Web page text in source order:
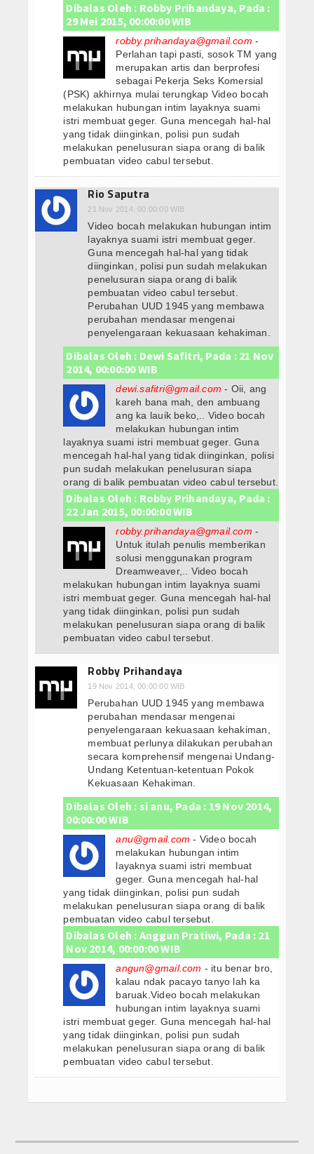
Dibalas Oleh : Robby Prihandaya, Pada :
29 Mei 2015, 00:00:00 WIB
robby.prihandaya@gmail.com -
Perlahan tapi pasti, sosok TM yang
merupakan artis dan berprofesi
sebagai Pekerja Seks Komersial
(PSK) akhirnya mulai terungkap Video bocah
melakukan hubungan intim layaknya suami
istri membuat geger. Guna mencegah hal-hal
yang tidak diinginkan, polisi pun sudah
melakukan penelusuran siapa orang di balik
pembuatan video cabul tersebut.
Rio Saputra
21 Nov 2014, 00:00:00 WIB
Video bocah melakukan hubungan intim
layaknya suami istri membuat geger.
Guna mencegah hal-hal yang tidak
diinginkan, polisi pun sudah melakukan
penelusuran siapa orang di balik
pembuatan video cabul tersebut.
Perubahan UUD 1945 yang membawa
perubahan mendasar mengenai
penyelengaraan kekuasaan kehakiman.
Dibalas Oleh : Dewi Safitri, Pada : 21 Nov
2014, 00:00:00 WIB
dewi.safitri@gmail.com - Oii, ang
kareh bana mah, den ambuang
ang ka lauik beko,.. Video bocah
melakukan hubungan intim
layaknya suami istri membuat geger. Guna
mencegah hal-hal yang tidak diinginkan, polisi
pun sudah melakukan penelusuran siapa
orang di balik pembuatan video cabul tersebut.
Dibalas Oleh : Robby Prihandaya, Pada :
22 Jan 2015, 00:00:00 WIB
robby.prihandaya@gmail.com -
Untuk itulah penulis memberikan
solusi menggunakan program
Dreamweaver,.. Video bocah
melakukan hubungan intim layaknya suami
istri membuat geger. Guna mencegah hal-hal
yang tidak diinginkan, polisi pun sudah
melakukan penelusuran siapa orang di balik
pembuatan video cabul tersebut.
Robby Prihandaya
19 Nov 2014, 00:00:00 WIB
Perubahan UUD 1945 yang membawa
perubahan mendasar mengenai
penyelengaraan kekuasaan kehakiman,
membuat perlunya dilakukan perubahan
secara komprehensif mengenai Undang-
Undang Ketentuan-ketentuan Pokok
Kekuasaan Kehakiman.
Dibalas Oleh : si anu, Pada : 19 Nov 2014,
00:00:00 WIB
anu@gmail.com - Video bocah
melakukan hubungan intim
layaknya suami istri membuat
geger. Guna mencegah hal-hal
yang tidak diinginkan, polisi pun sudah
melakukan penelusuran siapa orang di balik
pembuatan video cabul tersebut.
Dibalas Oleh : Anggun Pratiwi, Pada : 21
Nov 2014, 00:00:00 WIB
angun@gmail.com - itu benar bro,
kalau ndak pacayo tanyo lah ka
baruak.Video bocah melakukan
hubungan intim layaknya suami
istri membuat geger. Guna mencegah hal-hal
yang tidak diinginkan, polisi pun sudah
melakukan penelusuran siapa orang di balik
pembuatan video cabul tersebut.